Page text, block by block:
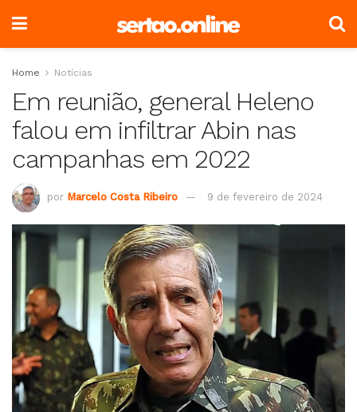
Home Notícias
Em reunião, general Heleno
falou em infiltrar Abin nas
campanhas em 2022
por Marcelo Costa Ribeiro 9 de fevereiro de 2024